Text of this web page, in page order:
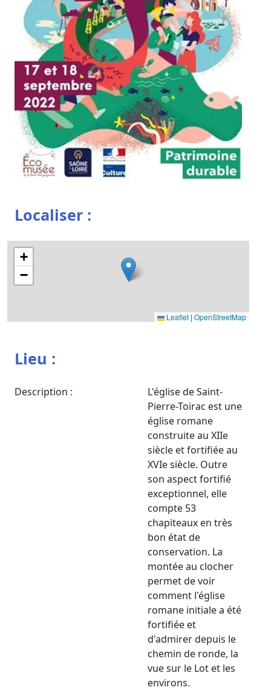
Localiser :
+
−
Leaflet | OpenStreetMap
Lieu :
Description :
L'église de Saint-
Pierre-Toirac est une
église romane
construite au XIIe
siècle et fortifiée au
XVIe siècle. Outre
son aspect fortifié
exceptionnel, elle
compte 53
chapiteaux en très
bon état de
conservation. La
montée au clocher
permet de voir
comment l'église
romane initiale a été
fortifiée et
d'admirer depuis le
chemin de ronde, la
vue sur le Lot et les
environs.